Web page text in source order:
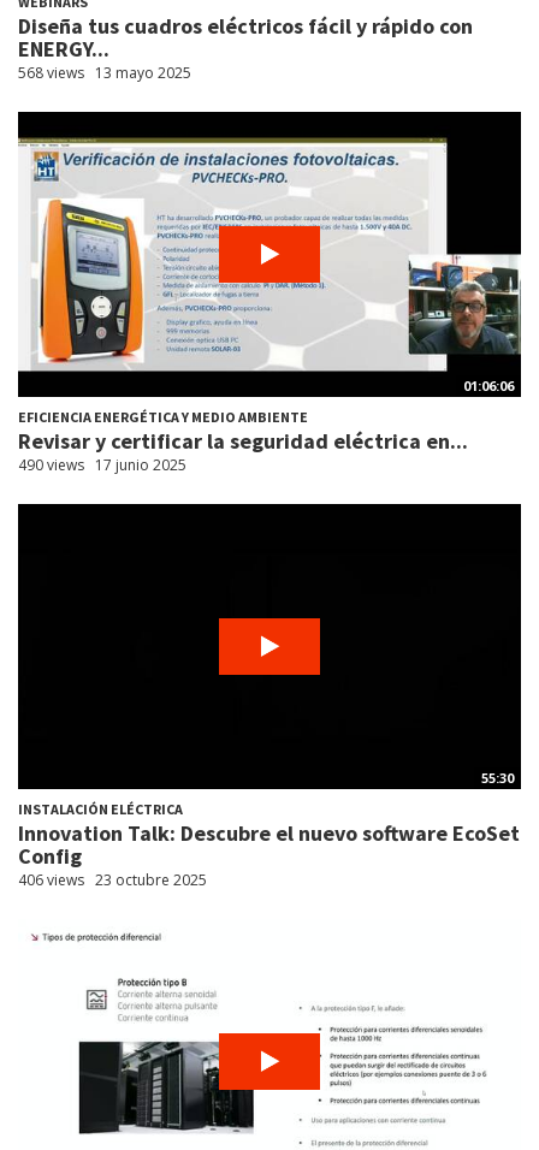
Diseña tus cuadros eléctricos fácil y rápido con
ENERGY...
568 views 13 mayo 2025
01:06:06
EFICIENCIA ENERGÉTICA Y MEDIO AMBIENTE
Revisar y certificar la seguridad eléctrica en...
490 views 17 junio 2025
55:30
INSTALACIÓN ELÉCTRICA
Innovation Talk: Descubre el nuevo software EcoSet
Config
406 views 23 octubre 2025